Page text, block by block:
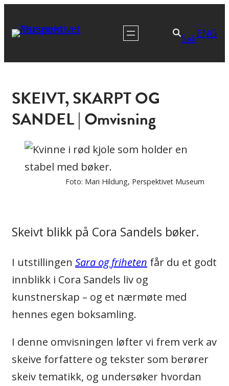
SøkENG
SKEIVT, SKARPT OG
SANDEL | Omvisning
Foto: Mari Hildung, Perspektivet Museum
Skeivt blikk på Cora Sandels bøker.
I utstillingen Sara og friheten får du et godt
innblikk i Cora Sandels liv og
kunstnerskap – og et nærmøte med
hennes egen boksamling.
I denne omvisningen løfter vi frem verk av
skeive forfattere og tekster som berører
skeiv tematikk, og undersøker hvordan